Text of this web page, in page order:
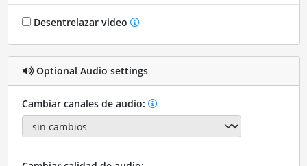
Desentrelazar video
Optional Audio settings
Cambiar canales de audio: